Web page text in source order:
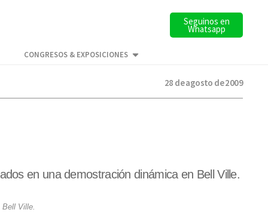
Seguinos en
Whatsapp
CONGRESOS & EXPOSICIONES
28 de agosto de 2009
en una demostración dinámica en Bell Ville.
Bell Ville.